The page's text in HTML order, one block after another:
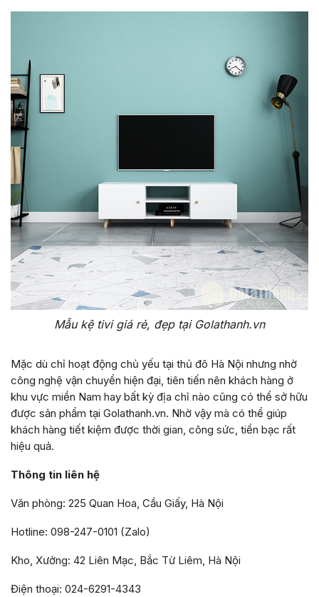
Mẫu kệ tivi giá rẻ, đẹp tại Golathanh.vn
Mặc dù chỉ hoạt động chủ yếu tại thủ đô Hà Nội nhưng nhờ
công nghệ vận chuyển hiện đại, tiên tiến nên khách hàng ở
khu vực miền Nam hay bất kỳ địa chỉ nào cũng có thể sở hữu
được sản phẩm tại Golathanh.vn. Nhờ vậy mà có thể giúp
khách hàng tiết kiệm được thời gian, công sức, tiền bạc rất
hiệu quả.
Thông tin liên hệ
Văn phòng: 225 Quan Hoa, Cầu Giấy, Hà Nội
Hotline: 098-247-0101 (Zalo)
Kho, Xưởng: 42 Liên Mạc, Bắc Từ Liêm, Hà Nội
Điện thoại: 024-6291-4343